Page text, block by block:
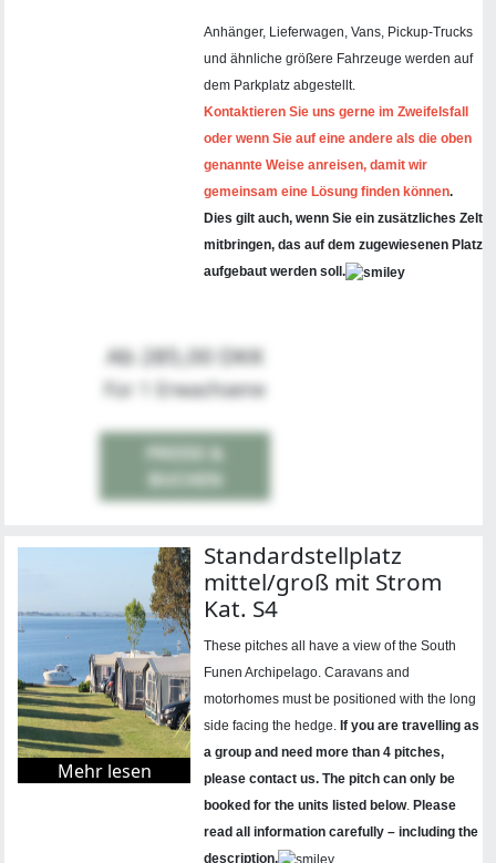
Anhänger, Lieferwagen, Vans, Pickup-Trucks
und ähnliche größere Fahrzeuge werden auf
dem Parkplatz abgestellt.
Kontaktieren Sie uns gerne im Zweifelsfall
oder wenn Sie auf eine andere als die oben
genannte Weise anreisen, damit wir
gemeinsam eine Lösung finden können.
Dies gilt auch, wenn Sie ein zusätzliches Zelt
mitbringen, das auf dem zugewiesenen Platz
aufgebaut werden soll.
Ab 285,00 DKK
Für 1 Erwachsene
PREISE &
BUCHEN
Mehr lesen
Standardstellplatz
mittel/groß mit Strom
Kat. S4
These pitches all have a view of the South
Funen Archipelago. Caravans and
motorhomes must be positioned with the long
side facing the hedge. If you are travelling as
a group and need more than 4 pitches,
please contact us. The pitch can only be
booked for the units listed below. Please
read all information carefully – including the
description.